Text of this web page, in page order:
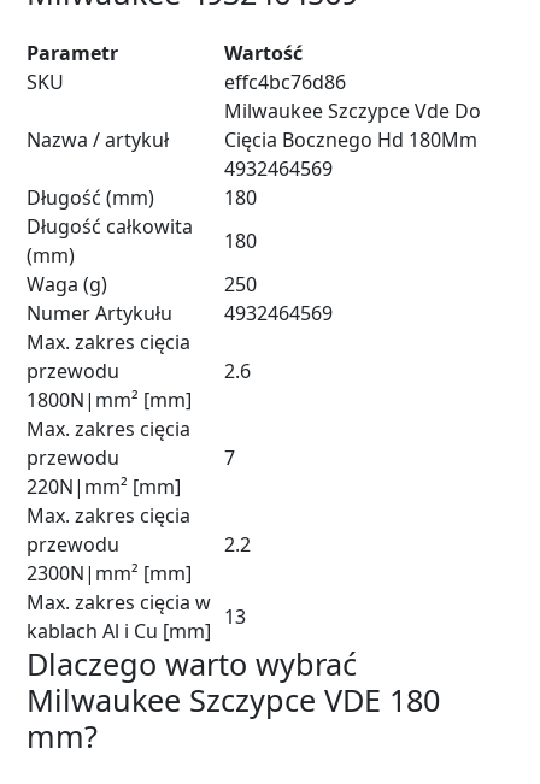
Parametr
Wartość
SKU
effc4bc76d86
Nazwa / artykuł
Milwaukee Szczypce Vde Do
Cięcia Bocznego Hd 180Mm
4932464569
Długość (mm)
180
Długość całkowita
(mm)
180
Waga (g)
250
Numer Artykułu
4932464569
Max. zakres cięcia
przewodu
1800N|mm² [mm]
2.6
Max. zakres cięcia
przewodu
220N|mm² [mm]
7
Max. zakres cięcia
przewodu
2300N|mm² [mm]
2.2
Max. zakres cięcia w
kablach Al i Cu [mm]
13
Dlaczego warto wybrać
Milwaukee Szczypce VDE 180
mm?